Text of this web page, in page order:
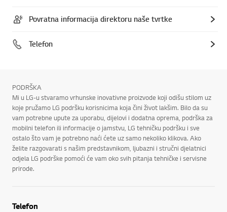
Povratna informacija direktoru naše tvrtke
Telefon
PODRŠKA
Mi u LG-u stvaramo vrhunske inovativne proizvode koji odišu stilom uz
koje pružamo LG podršku korisnicima koja čini život lakšim. Bilo da su
vam potrebne upute za uporabu, dijelovi i dodatna oprema, podrška za
mobilni telefon ili informacije o jamstvu, LG tehničku podršku i sve
ostalo što vam je potrebno naći ćete uz samo nekoliko klikova. Ako
želite razgovarati s našim predstavnikom, ljubazni i stručni djelatnici
odjela LG podrške pomoći će vam oko svih pitanja tehničke i servisne
prirode.
Telefon